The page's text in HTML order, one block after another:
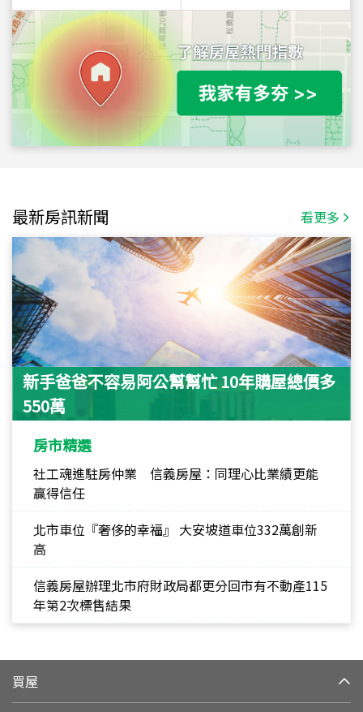
最新房訊新聞 看更多
新手爸爸不容易阿公幫幫忙 10年購屋總價多
550萬
房市精選
社工魂進駐房仲業 信義房屋：同理心比業績更能
贏得信任
北市車位『奢侈的幸福』 大安坡道車位332萬創新
高
信義房屋辦理北市府財政局都更分回市有不動產115
年第2次標售結果
買屋